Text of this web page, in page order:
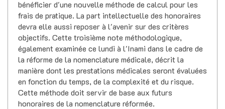
bénéficier d'une nouvelle méthode de calcul pour les
frais de pratique. La part intellectuelle des honoraires
devra elle aussi reposer à l'avenir sur des critères
objectifs. Cette troisième note méthodologique,
également examinée ce lundi à l'Inami dans le cadre de
la réforme de la nomenclature médicale, décrit la
manière dont les prestations médicales seront évaluées
en fonction du temps, de la complexité et du risque.
Cette méthode doit servir de base aux futurs
honoraires de la nomenclature réformée.